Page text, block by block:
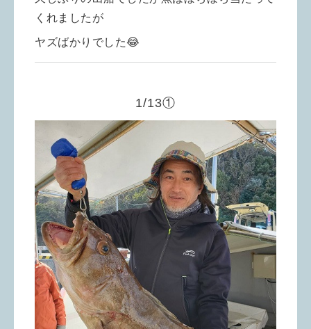
くれましたが
ヤズばかりでした😂
1/13①